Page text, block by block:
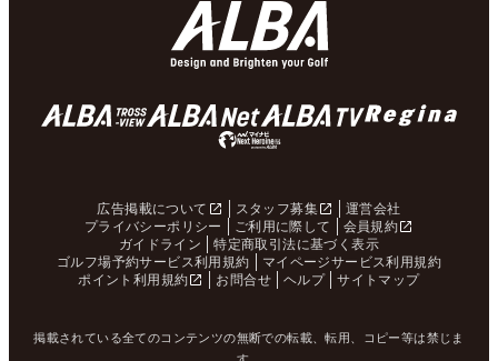
広告掲載について スタッフ募集
運営会社
プライバシーポリシー
ご利用に際して
会員規約
ガイドライン
特定商取引法に基づく表示
ゴルフ場予約サービス利用規約
マイページサービス利用規約
ポイント利用規約
お問合せ ヘルプ サイトマップ
掲載されている全てのコンテンツの無断での転載、転用、コピー等は禁じま